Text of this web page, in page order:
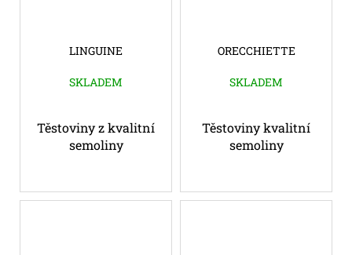
LINGUINE
SKLADEM
Těstoviny z kvalitní
semoliny
ORECCHIETTE
SKLADEM
Těstoviny kvalitní
semoliny